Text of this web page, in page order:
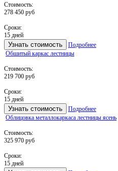
Стоимость:
278 450 руб
Сроки:
15 дней
Узнать стоимость
Подробнее
Обшитый каркас лестницы
Стоимость:
219 700 руб
Сроки:
15 дней
Узнать стоимость
Подробнее
Облицовка металлокаркаса лестницы ясень
Стоимость:
325 970 руб
Сроки:
15 дней